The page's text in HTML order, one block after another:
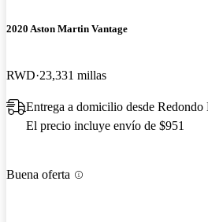
2020 Aston Martin Vantage
RWD 23,331 millas
Entrega a domicilio desde Redondo
El precio incluye envío de $951
Buena oferta